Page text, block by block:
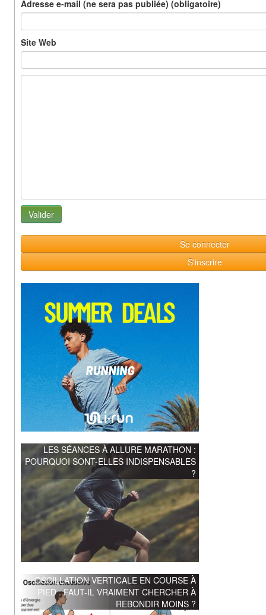
Adresse e-mail (ne sera pas publiée) (obligatoire)
Site Web
Se connecter
S'inscrire
LES SÉANCES À ALLURE MARATHON :
POURQUOI SONT-ELLES INDISPENSABLES
?
OSCILLATION VERTICALE EN COURSE À
PIED : FAUT-IL VRAIMENT CHERCHER À
REBONDIR MOINS ?